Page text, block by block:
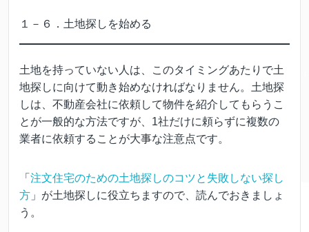
１－６．土地探しを始める
土地を持っていない人は、このタイミングあたりで土
地探しに向けて動き始めなければなりません。土地探
しは、不動産会社に依頼して物件を紹介してもらうこ
とが一般的な方法ですが、1社だけに頼らずに複数の
業者に依頼することが大事な注意点です。
「 注文住宅のための土地探しのコツと失敗しない探し
方 」が土地探しに役立ちますので、読んでおきましょ
う。